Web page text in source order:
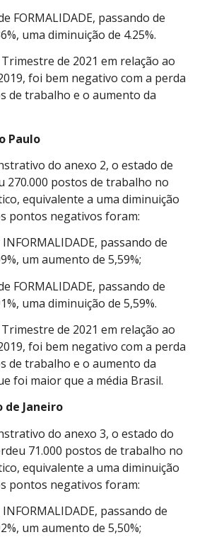
FORMALIDADE, passando de
uma diminuição de 4.25%.
Trimestre de 2021 em relação ao
foi bem negativo com a perda
de trabalho e o aumento da
Paulo
do anexo 2, o estado de
270.000 postos de trabalho no
equivalente a uma diminuição
pontos negativos foram:
passando de
um aumento de 5,59%;
FORMALIDADE, passando de
uma diminuição de 5,59%.
Trimestre de 2021 em relação ao
foi bem negativo com a perda
de trabalho e o aumento da
foi maior que a média Brasil.
de Janeiro
do anexo 3, o estado do
71.000 postos de trabalho no
equivalente a uma diminuição
pontos negativos foram:
passando de
um aumento de 5,50%;